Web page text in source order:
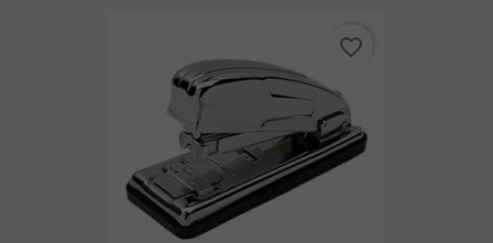
favorite_border